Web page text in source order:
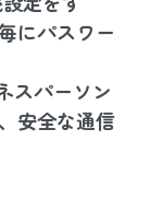
にパスワー
スパーソン
安全な通信